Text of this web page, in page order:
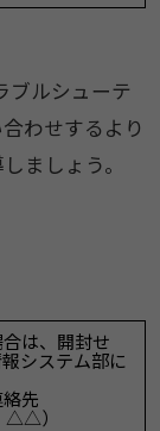
ブルシューテ
わせするより
ましょう。
は、開封せ
システム部に
先
△△）